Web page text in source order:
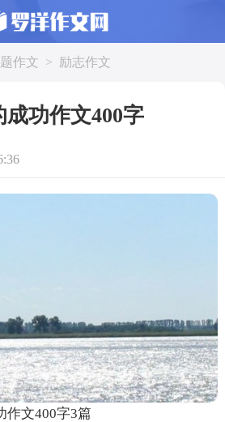
作文 > 励志作文
成功作文400字
作文400字3篇